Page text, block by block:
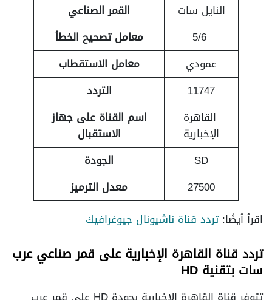
النايل سات
القمر الصناعي
معامل تصحيح الخطأ
عمودي
معامل الاستقطاب
11747
التردد
القاهرة
الإخبارية
اسم القناة على جهاز
الاستقبال
SD
الجودة
27500
معدل الترميز
اقرأ أيضًا:تردد قناة ناشيونال جيوغرافيك
تردد قناة القاهرة الإخبارية على قمر صناعي عرب
سات بتقنية HD